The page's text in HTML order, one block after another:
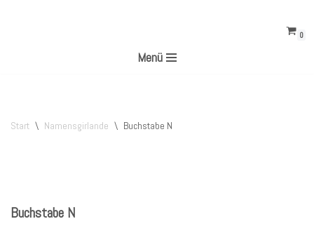
0
Menü
Start \ Namensgirlande \ Buchstabe N
Buchstabe N